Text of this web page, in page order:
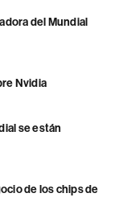
del Mundial
Nvidia
se están
de los chips de